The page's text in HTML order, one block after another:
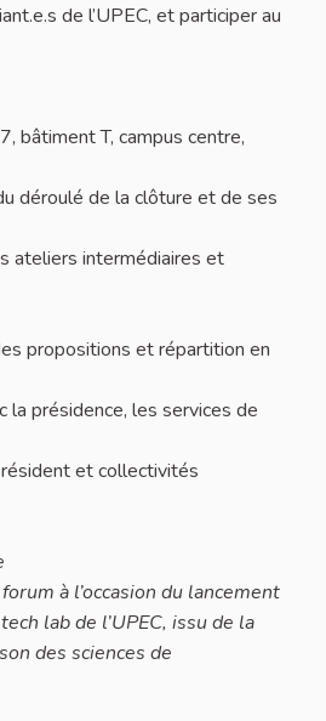
de l’UPEC, et participer au
T, campus centre,
déroulé de la clôture et de ses
intermédiaires et
propositions et répartition en
la présidence, les services de
et collectivités
à l’occasion du lancement
lab de l’UPEC, issu de la
des sciences de